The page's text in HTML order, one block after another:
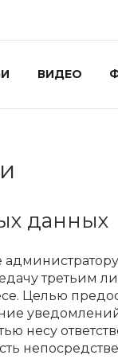
ВИДЕО
данных
третьим
Целью
несу